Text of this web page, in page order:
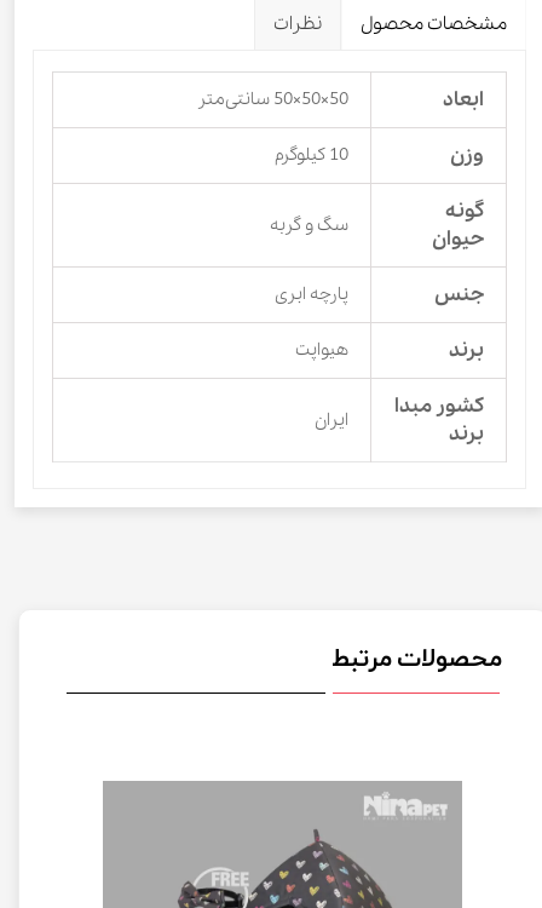
مشخصات محصول نظرات
ابعاد 50×50×50 سانتی‌متر
وزن 10 کیلوگرم
گونه
حیوان
سگ و گربه
جنس پارچه ابری
برند هیواپت
کشور مبدا
برند
ایران
محصولات مرتبط